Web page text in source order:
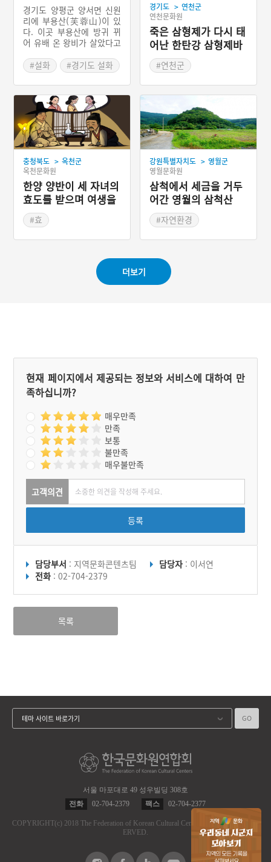
경기도 양평군 양서면 신원
리에 부용산(芙蓉山)이 있
다. 이곳 부용산에 방귀 뀌
어 유배 온 왕비가 살았다고
결혼 첫날밤에 방귀를 뀌어
부용산으로 귀양을 왔다. 그
런데 왕비는 이미 뱃속에 왕
자를 잉태하고 있었다. 부용
산에서 왕자를 낳고 살다가
아비 없는 자식으로 놀림 받
는 아들에게 왕자라는 사실
을 알려준다. 왕자는 도성에
들어가 “아침에 심어 저녁
에 따먹는 오이씨를 사
라.”며 돌아다니다가 왕을
만나게 되고, 왕자라는 사실
을 안 왕은 왕비를 다시 도
성으로 불러들이지만, 왕비
는 도성으로 가지 않고 부용
산에 살았다고 한다.
#설화 #경기도 설화
경기도 > 연천군
연천문화원
죽은 삼형제가 다시 태
어난 한탄강 삼형제바
위#연천군
충청북도 > 옥천군
옥천문화원
한양 양반이 세 자녀의
효도를 받으며 여생을
보낸 옥천군 삼형제골
#효
강원특별자치도 > 영월군
영월문화원
삼척에서 세금을 거두
어간 영월의 삼척산
#자연환경
더보기
현재 페이지에서 제공되는 정보와 서비스에 대하여 만
족하십니까?
매우만족
만족
보통
불만족
매우불만족
고객의견
등록
담당부서 : 지역문화콘텐츠팀 담당자 : 이서연
전화 : 02-704-2379
목록
서울 마포대로 49 성우빌딩 308호
전화
02-704-2379 팩스 02-704-2377
COPYRIGHT(c) 2018 The Federation of Korean Cultural Centers.
ALL RIGHT RES
ERVED.
테마 사이트 바로가기 GO